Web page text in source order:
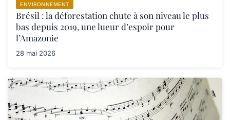
ENVIRONNEMENT
Brésil : la déforestation chute à son niveau le plus
bas depuis 2019, une lueur d’espoir pour
l’Amazonie
28 mai 2026